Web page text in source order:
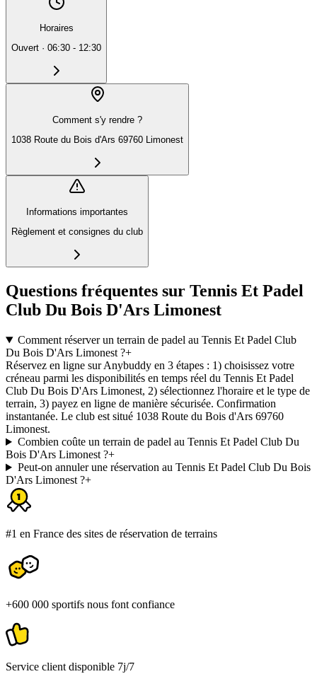
Horaires
Ouvert · 06:30 - 12:30
Comment s'y rendre ?
1038 Route du Bois d'Ars 69760 Limonest
Informations importantes
Règlement et consignes du club
Questions fréquentes sur Tennis Et Padel
Club Du Bois D'Ars Limonest
Comment réserver un terrain de padel au Tennis Et Padel Club
Du Bois D'Ars Limonest ?+
Réservez en ligne sur Anybuddy en 3 étapes : 1) choisissez votre
créneau parmi les disponibilités en temps réel du Tennis Et Padel
Club Du Bois D'Ars Limonest, 2) sélectionnez l'horaire et le type de
terrain, 3) payez en ligne de manière sécurisée. Confirmation
instantanée. Le club est situé 1038 Route du Bois d'Ars 69760
Limonest.
Combien coûte un terrain de padel au Tennis Et Padel Club Du
Bois D'Ars Limonest ?+
Peut-on annuler une réservation au Tennis Et Padel Club Du Bois
D'Ars Limonest ?+
#1 en France des sites de réservation de terrains
+600 000 sportifs nous font confiance
Service client disponible 7j/7